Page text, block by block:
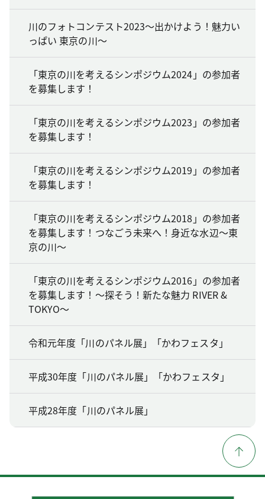
川のフォトコンテスト2023～出かけよう！魅力い
っぱい 東京の川～
「東京の川を考えるシンポジウム2024」の参加者
を募集します！
「東京の川を考えるシンポジウム2023」の参加者
を募集します！
「東京の川を考えるシンポジウム2019」の参加者
を募集します！
「東京の川を考えるシンポジウム2018」の参加者
を募集します！つなごう未来へ！身近な水辺～東
京の川～
「東京の川を考えるシンポジウム2016」の参加者
を募集します！～探そう！新たな魅力 RIVER &
TOKYO～
令和元年度「川のパネル展」「かわフェスタ」
平成30年度「川のパネル展」「かわフェスタ」
平成28年度「川のパネル展」